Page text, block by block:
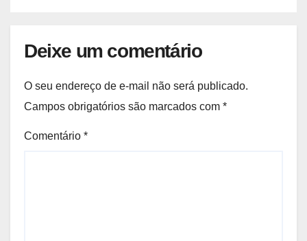
Deixe um comentário
O seu endereço de e-mail não será publicado.
Campos obrigatórios são marcados com *
Comentário *